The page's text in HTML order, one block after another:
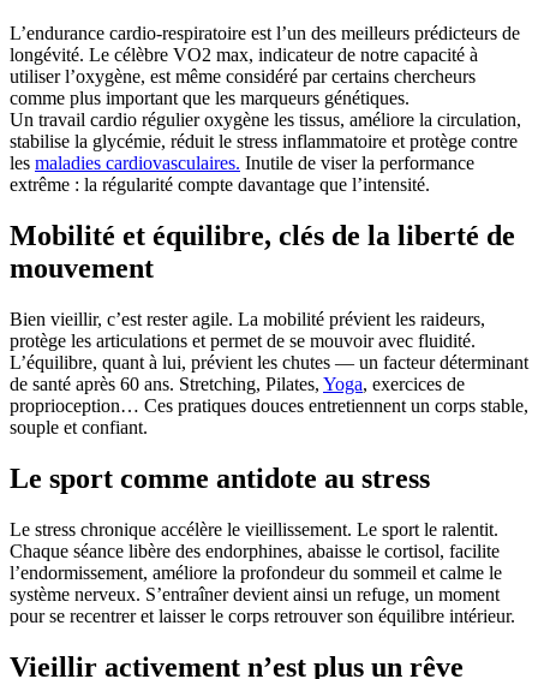
L’endurance cardio-respiratoire est l’un des meilleurs prédicteurs de
longévité. Le célèbre VO2 max, indicateur de notre capacité à
utiliser l’oxygène, est même considéré par certains chercheurs
comme plus important que les marqueurs génétiques.
Un travail cardio régulier oxygène les tissus, améliore la circulation,
stabilise la glycémie, réduit le stress inflammatoire et protège contre
les maladies cardiovasculaires. Inutile de viser la performance
extrême : la régularité compte davantage que l’intensité.
Mobilité et équilibre, clés de la liberté de
mouvement
Bien vieillir, c’est rester agile. La mobilité prévient les raideurs,
protège les articulations et permet de se mouvoir avec fluidité.
L’équilibre, quant à lui, prévient les chutes — un facteur déterminant
de santé après 60 ans. Stretching, Pilates, Yoga, exercices de
proprioception… Ces pratiques douces entretiennent un corps stable,
souple et confiant.
Le sport comme antidote au stress
Le stress chronique accélère le vieillissement. Le sport le ralentit.
Chaque séance libère des endorphines, abaisse le cortisol, facilite
l’endormissement, améliore la profondeur du sommeil et calme le
système nerveux. S’entraîner devient ainsi un refuge, un moment
pour se recentrer et laisser le corps retrouver son équilibre intérieur.
Vieillir activement n’est plus un rêve